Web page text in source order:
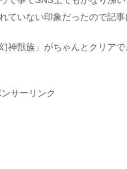
ていない印象だったので記事
神獣族」がちゃんとクリアで
ンサーリンク